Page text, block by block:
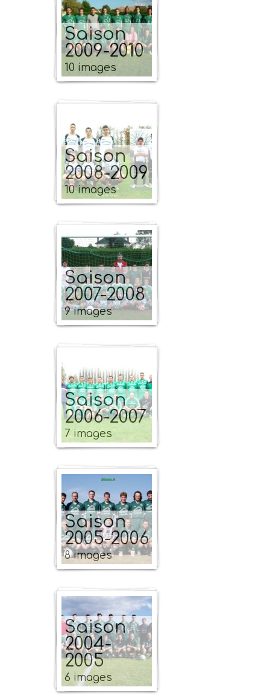
Saison
2009-2010
10 images
Saison
2008-2009
10 images
Saison
2007-2008
9 images
Saison
2006-2007
7 images
Saison
2005-2006
8 images
Saison
2004-
2005
6 images